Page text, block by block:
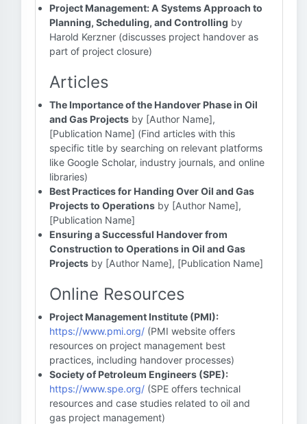
Project Management: A Systems Approach to
Planning, Scheduling, and Controlling by
Harold Kerzner (discusses project handover as
part of project closure)
Articles
The Importance of the Handover Phase in Oil
and Gas Projects by [Author Name],
[Publication Name] (Find articles with this
specific title by searching on relevant platforms
like Google Scholar, industry journals, and online
libraries)
Best Practices for Handing Over Oil and Gas
Projects to Operations by [Author Name],
[Publication Name]
Ensuring a Successful Handover from
Construction to Operations in Oil and Gas
Projects by [Author Name], [Publication Name]
Online Resources
Project Management Institute (PMI):
https://www.pmi.org/ (PMI website offers
resources on project management best
practices, including handover processes)
Society of Petroleum Engineers (SPE):
https://www.spe.org/ (SPE offers technical
resources and case studies related to oil and
gas project management)